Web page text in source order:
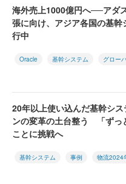
海外売上1000億円へ──アダ
張に向け、アジア各国の基幹
行中
Oracle 基幹システム グロー
20年以上使い込んだ基幹シ
ンの変革の土台整う 「ずっ
ことに挑戦へ
基幹システム 事例 物流2024